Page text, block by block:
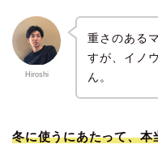
Hiroshi
重さのある
すが、イノ
ん。
冬に使うにあたって、本